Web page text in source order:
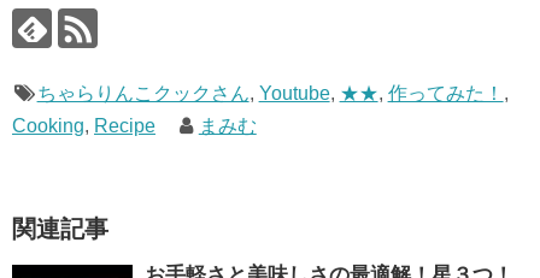
ちゃらりんこクックさん, Youtube, ★★, 作ってみた！ ,
Cooking, Recipe まみむ
関連記事